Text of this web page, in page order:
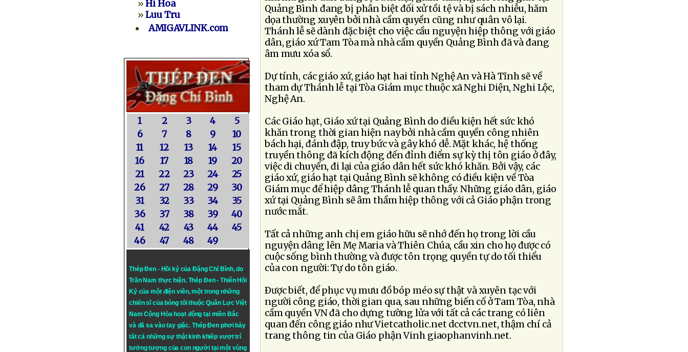
»Hi Hoa
»Luu Tru
AMIGAVLINK.com
1 2 3 4
5
6
7 8 9
10
11
12 13 14
15
16
17 18 19
20
21
22 23 24
25
26
27 28 29
30
31
32 33 34
35
36
37 38 39
40
41
42 43 44
45
46
47 48 49
Thép Đen - Hồi ký của Đặng Chí Bình, do
Trần Nam thực hiện. Thép Đen- Thiên Hồi
Ký của một điện viên, một trong những
chiến sĩ của bóng tối thuộc Quân Lực Việt
Nam Cộng Hòa hoạt động tại miền Bắc
và đã sa vào tay giặc. Thép Đen phơi bày
tất cả những sự thật kinh khiếp vượt trí
tưởng tượng của con người tại một vùng
Quảng Bình đang bị phân biệt đối xử tồi tệ và bị sách nhiễu, hăm
dọa thường xuyên bởi nhà cầm quyền cũng như quân vô lại.
Thánh lễ sẽ dành đặc biệt cho việc cầu nguyện hiệp thông với giáo
dân, giáo xứ Tam Tòa mà nhà cầm quyền Quảng Bình đã và đang
âm mưu xóa sổ.
Dự tính, các giáo xứ, giáo hạt hai tỉnh Nghệ An và Hà Tĩnh sẽ về
tham dự Thánh lễ tại Tòa Giám mục thuộc xã Nghi Diện, Nghi Lộc,
Nghệ An.
Các Giáo hạt, Giáo xứ tại Quảng Bình do điều kiện hết sức khó
khăn trong thời gian hiện nay bởi nhà cầm quyền công nhiên
bách hại, đánh đập, truy bức và gây khó dễ. Mặt khác, hệ thống
truyền thông đã kích động đến đỉnh điểm sự kỳ thị tôn giáo ở đây,
việc di chuyển, đi lại của giáo dân hết sức khó khăn. Bởi vậy, các
giáo xứ, giáo hạt tại Quảng Bình sẽ không có điều kiện về Tòa
Giám mục để hiệp dâng Thánh lễ quan thầy. Những giáo dân, giáo
xứ tại Quảng Bình sẽ âm thầm hiệp thông với cả Giáo phận trong
nước mắt.
Tất cả những anh chị em giáo hữu sẽ nhớ đến họ trong lời cầu
nguyện dâng lên Mẹ Maria và Thiên Chúa, cầu xin cho họ được có
cuộc sống bình thường và được tôn trọng quyền tự do tối thiểu
của con người: Tự do tôn giáo.
Ðược biết, để phục vụ mưu đồ bóp méo sự thật và xuyên tạc với
người công giáo, thời gian qua, sau những biến cố ở Tam Tòa, nhà
cầm quyền VN đã cho dựng tường lửa với tất cả các trang có liên
quan đến công giáo như Vietcatholic.net dcctvn.net, thậm chí cả
trang thông tin của Giáo phận Vinh giaophanvinh.net.